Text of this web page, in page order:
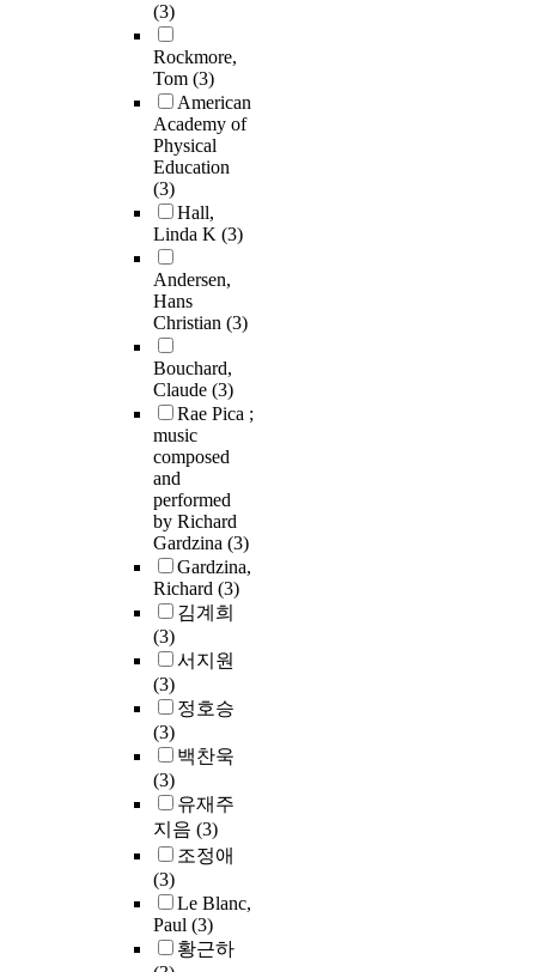
(3)
Rockmore,
Tom (3)
American
Academy of
Physical
Education
(3)
Hall,
Linda K (3)
Andersen,
Hans
Christian (3)
Bouchard,
Claude (3)
Rae Pica ;
music
composed
and
performed
by Richard
Gardzina (3)
Gardzina,
Richard (3)
김계희
(3)
서지원
(3)
정호승
(3)
백찬욱
(3)
유재주
지음 (3)
조정애
(3)
Le Blanc,
Paul (3)
황근하